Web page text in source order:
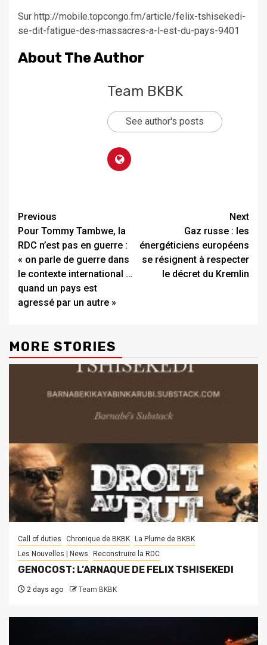
Sur http://mobile.topcongo.fm/article/felix-tshisekedi-
se-dit-fatigue-des-massacres-a-l-est-du-pays-9401
About The Author
Team BKBK
See author's posts
Previous
Pour Tommy Tambwe, la
RDC n’est pas en guerre :
« on parle de guerre dans
le contexte international …
quand un pays est
agressé par un autre »
Next
Gaz russe : les
énergéticiens européens
se résignent à respecter
le décret du Kremlin
MORE STORIES
Call of duties Chronique de BKBK
La Plume de BKBK
Les Nouvelles | News
Reconstruire la RDC
GENOCOST: L’ARNAQUE DE FELIX TSHISEKEDI
2 days ago Team BKBK